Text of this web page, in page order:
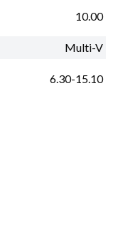
10.00
Multi-V
6.30-15.10